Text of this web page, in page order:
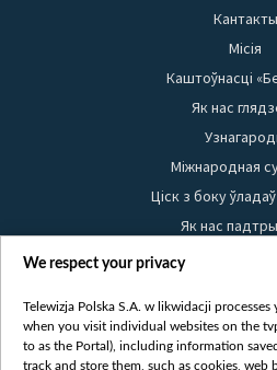
Кантакты
Місія
Каштоўнасці
Як нас
Міжнародная
Ціск з боку
Як нас
Правілы
Бяспека
Youtube
We respect your privacy
Telewizja Polska S.A. w likwidacji
when you visit individual websites on the
to as the Portal), including information
track and store them, such as cookies, web